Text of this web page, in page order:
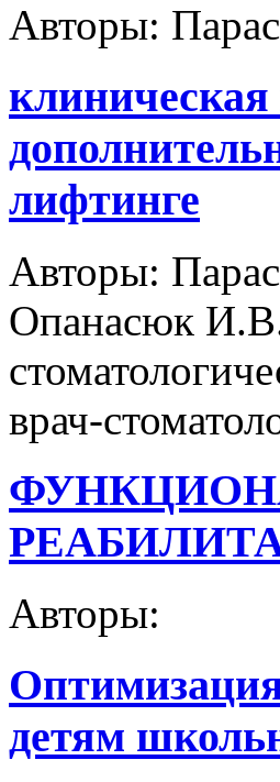
Авторы:
клиническая
лифтинге
Авторы:
Опанасюк И.В.
врач-
Авторы:
детям